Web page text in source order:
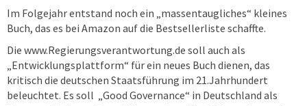
Im Folgejahr entstand noch ein „massentaugliches“ kleines
Buch, das es bei Amazon auf die Bestsellerliste schaffte.
Die www.Regierungsverantwortung.de soll auch als
„Entwicklungsplattform“ für ein neues Buch dienen, das
kritisch die deutschen Staatsführung im 21.Jahrhundert
beleuchtet. Es soll „Good Governance“ in Deutschland als